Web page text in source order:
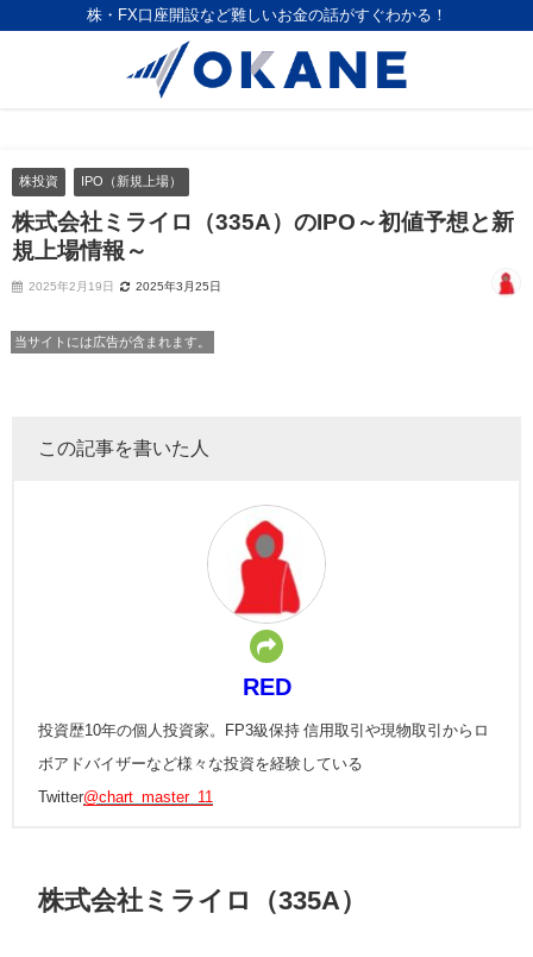
株・FX口座開設など難しいお金の話がすぐわかる！
株投資 IPO（新規上場）
株式会社ミライロ（335A）のIPO～初値予想と新
規上場情報～
2025年2月19日 2025年3月25日
当サイトには広告が含まれます。
この記事を書いた人
RED
投資歴10年の個人投資家。FP3級保持 信用取引や現物取引からロ
ボアドバイザーなど様々な投資を経験している
Twitter@chart_master_11
株式会社ミライロ（335A）